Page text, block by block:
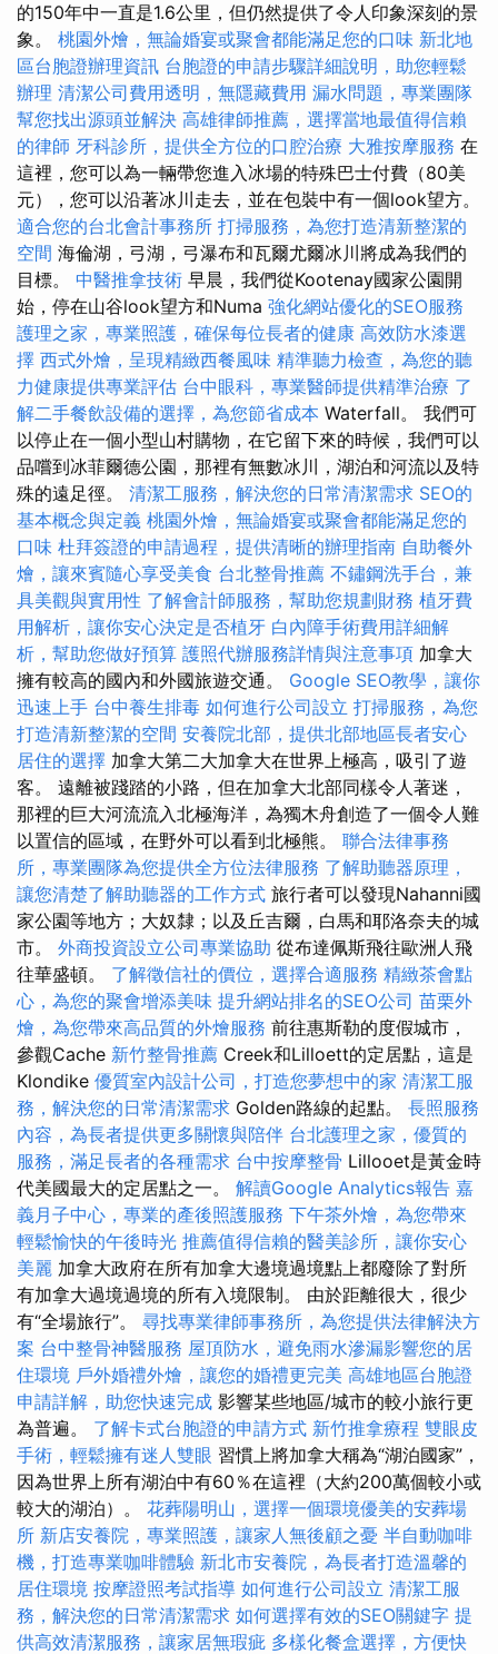
的150年中一直是1.6公里，但仍然提供了令人印象深刻的景
象。 桃園外燴，無論婚宴或聚會都能滿足您的口味 新北地
區台胞證辦理資訊 台胞證的申請步驟詳細說明，助您輕鬆
辦理 清潔公司費用透明，無隱藏費用 漏水問題，專業團隊
幫您找出源頭並解決 高雄律師推薦，選擇當地最值得信賴
的律師 牙科診所，提供全方位的口腔治療 大雅按摩服務 在
這裡，您可以為一輛帶您進入冰場的特殊巴士付費（80美
元），您可以沿著冰川走去，並在包裝​​中有一個look望方。
適合您的台北會計事務所 打掃服務，為您打造清新整潔的
空間 海倫湖，弓湖，弓瀑布和瓦爾尤爾冰川將成為我們的
目標。 中醫推拿技術 早晨，我們從Kootenay國家公園開
始，停在山谷look望方和Numa 強化網站優化的SEO服務
護理之家，專業照護，確保每位長者的健康 高效防水漆選
擇 西式外燴，呈現精緻西餐風味 精準聽力檢查，為您的聽
力健康提供專業評估 台中眼科，專業醫師提供精準治療 了
解二手餐飲設備的選擇，為您節省成本 Waterfall。 我們可
以停止在一個小型山村購物，在它留下來的時候，我們可以
品嚐到冰菲爾德公園，那裡有無數冰川，湖泊和河流以及特
殊的遠足徑。 清潔工服務，解決您的日常清潔需求 SEO的
基本概念與定義 桃園外燴，無論婚宴或聚會都能滿足您的
口味 杜拜簽證的申請過程，提供清晰的辦理指南 自助餐外
燴，讓來賓隨心享受美食 台北整骨推薦 不鏽鋼洗手台，兼
具美觀與實用性 了解會計師服務，幫助您規劃財務 植牙費
用解析，讓你安心決定是否植牙 白內障手術費用詳細解
析，幫助您做好預算 護照代辦服務詳情與注意事項 加拿大
擁有較高的國內和外國旅遊交通。 Google SEO教學，讓你
迅速上手 台中養生排毒 如何進行公司設立 打掃服務，為您
打造清新整潔的空間 安養院北部，提供北部地區長者安心
居住的選擇 加拿大第二大加拿大在世界上極高，吸引了遊
客。 遠離被踐踏的小路，但在加拿大北部同樣令人著迷，
那裡的巨大河流流入北極海洋，為獨木舟創造了一個令人難
以置信的區域，在野外可以看到北極熊。 聯合法律事務
所，專業團隊為您提供全方位法律服務 了解助聽器原理，
讓您清楚了解助聽器的工作方式 旅行者可以發現Nahanni國
家公園等地方；大奴隸；以及丘吉爾，白馬和耶洛奈夫的城
市。 外商投資設立公司專業協助 從布達佩斯飛往歐洲人飛
往華盛頓。 了解徵信社的價位，選擇合適服務 精緻茶會點
心，為您的聚會增添美味 提升網站排名的SEO公司 苗栗外
燴，為您帶來高品質的外燴服務 前往惠斯勒的度假城市，
參觀Cache 新竹整骨推薦 Creek和Lilloett的定居點，這是
Klondike 優質室內設計公司，打造您夢想中的家 清潔工服
務，解決您的日常清潔需求 Golden路線的起點。 長照服務
內容，為長者提供更多關懷與陪伴 台北護理之家，優質的
服務，滿足長者的各種需求 台中按摩整骨 Lillooet是黃金時
代美國最大的定居點之一。 解讀Google Analytics報告 嘉
義月子中心，專業的產後照護服務 下午茶外燴，為您帶來
輕鬆愉快的午後時光 推薦值得信賴的醫美診所，讓你安心
美麗 加拿大政府在所有加拿大邊境過境點上都廢除了對所
有加拿大過境過境的所有入境限制。 由於距離很大，很少
有“全場旅行”。 尋找專業律師事務所，為您提供法律解決方
案 台中整骨神醫服務 屋頂防水，避免雨水滲漏影響您的居
住環境 戶外婚禮外燴，讓您的婚禮更完美 高雄地區台胞證
申請詳解，助您快速完成 影響某些地區/城市的較小旅行更
為普遍。 了解卡式台胞證的申請方式 新竹推拿療程 雙眼皮
手術，輕鬆擁有迷人雙眼 習慣上將加拿大稱為“湖泊國家”，
因為世界上所有湖泊中有60％在這裡（大約200萬個較小或
較大的湖泊）。 花葬陽明山，選擇一個環境優美的安葬場
所 新店安養院，專業照護，讓家人無後顧之憂 半自動咖啡
機，打造專業咖啡體驗 新北市安養院，為長者打造溫馨的
居住環境 按摩證照考試指導 如何進行公司設立 清潔工服
務，解決您的日常清潔需求 如何選擇有效的SEO關鍵字 提
供高效清潔服務，讓家居無瑕疵 多樣化餐盒選擇，方便快